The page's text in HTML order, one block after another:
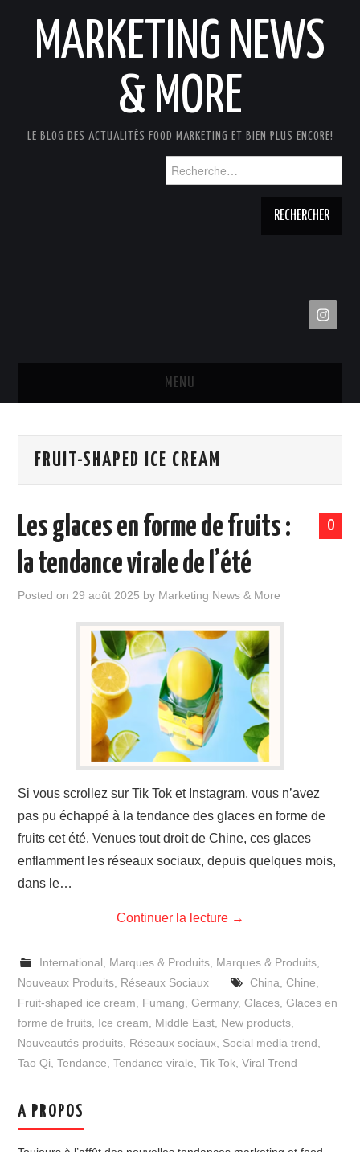
MARKETING NEWS
& MORE
LE BLOG DES ACTUALITÉS FOOD MARKETING ET BIEN PLUS ENCORE!
MENU
DISTRIBUTION
DIGITAL
A PROPOS
FRUIT-SHAPED ICE CREAM
0
Les glaces en forme de fruits :
la tendance virale de l’été
Posted on 29 août 2025 by Marketing News & More
Si vous scrollez sur Tik Tok et Instagram, vous n’avez
pas pu échappé à la tendance des glaces en forme de
fruits cet été. Venues tout droit de Chine, ces glaces
enflamment les réseaux sociaux, depuis quelques mois,
dans le…
Continuer la lecture →
International Marques & Produits, Marques & Produits,
Nouveaux Produits Réseaux Sociaux China Chine
Fruit-shaped ice cream
Fumang ,Germany,Glaces ,Glaces en
forme de fruits Ice cream Middle East New products
Nouveautés produits Réseaux sociaux Social media trend
Tao Qi ,Tendance ,Tendance virale ,Tik Tok ,Viral Trend
A PROPOS